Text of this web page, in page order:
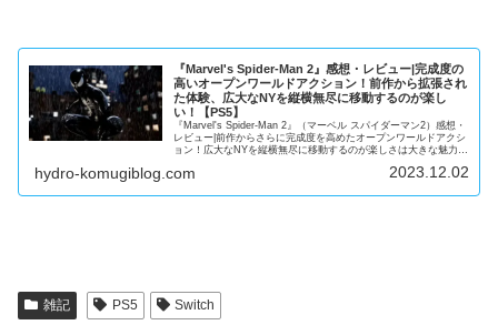
『Marvel's Spider-Man 2』感想・レビュー|完成度の
高いオープンワールドアクション！前作から拡張され
た体験、広大なNYを縦横無尽に移動するのが楽し
い！【PS5】
『Marvel's Spider-Man 2』（マーベル スパイダーマン2）感想・
レビュー|前作からさらに完成度を高めたオープンワールドアクシ
ョン！広大なNYを縦横無尽に移動するのが楽しさは大きな魅力
hydro-komugiblog.com 2023.12.02
雑記 PS5 Switch